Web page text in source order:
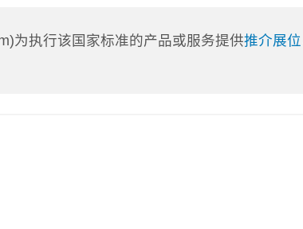
为执行该国家标准的产品或服务提供推介展位